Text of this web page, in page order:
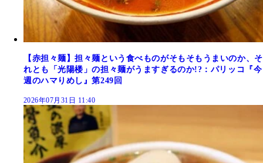
【赤担々麺】担々麺という食べものがそもそもうまいのか、そ
れとも「光陽楼」の担々麺がうますぎるのか!?：パリッコ『今
週のハマりめし』第249回
2026年07月31日 11:40